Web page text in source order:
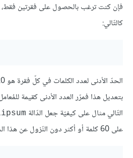
فإن كنت ترغب بالحصول على فقرتين
كالتّالي:
بتعديل هذا فمرّر العدد الأدنى كقيمة
التّالي مثال على كيفيّة جعل الدّالة
على 60 كلمة أو أكثر دون النّزول عن هذا الحدّ: